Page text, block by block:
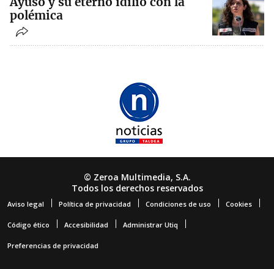
polémica
© Zeroa Multimedia, S.A.
Todos los derechos reservados
Aviso legal Política de privacidad Condiciones de uso Cookies
Código ético Accesibilidad Administrar Utiq
Preferencias de privacidad